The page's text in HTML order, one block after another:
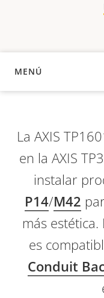
MENÚ
DESCRIPCIÓN
La AXIS
en la AXIS
instalar
P14/M42
más estética.
es
Conduit